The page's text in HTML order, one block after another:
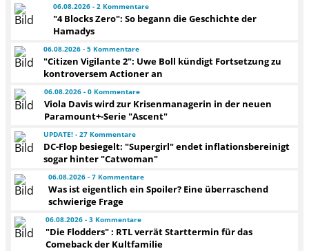
06.08.2026 - 2 Kommentare
"4 Blocks Zero": So begann die Geschichte der
Hamadys
06.08.2026 - 5 Kommentare
"Citizen Vigilante 2": Uwe Boll kündigt Fortsetzung zu
kontroversem Actioner an
06.08.2026 - 0 Kommentare
Viola Davis wird zur Krisenmanagerin in der neuen
Paramount+-Serie "Ascent"
UPDATE! - 27 Kommentare
DC-Flop besiegelt: "Supergirl" endet inflationsbereinigt
sogar hinter "Catwoman"
06.08.2026 - 7 Kommentare
Was ist eigentlich ein Spoiler? Eine überraschend
schwierige Frage
06.08.2026 - 3 Kommentare
"Die Flodders" : RTL verrät Starttermin für das
Comeback der Kultfamilie